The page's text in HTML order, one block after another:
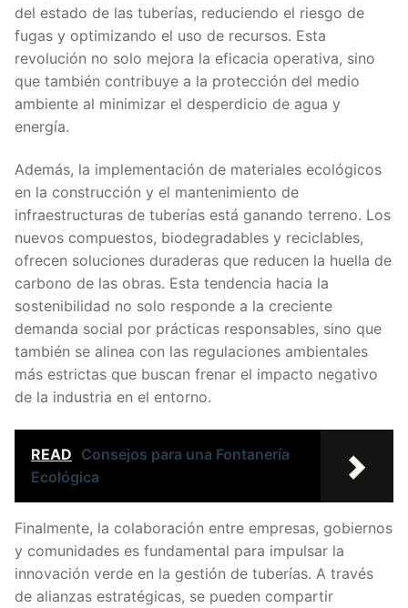
del estado de las tuberías, reduciendo el riesgo de
fugas y optimizando el uso de recursos. Esta
revolución no solo mejora la eficacia operativa, sino
que también contribuye a la protección del medio
ambiente al minimizar el desperdicio de agua y
energía.
Además, la implementación de materiales ecológicos
en la construcción y el mantenimiento de
infraestructuras de tuberías está ganando terreno. Los
nuevos compuestos, biodegradables y reciclables,
ofrecen soluciones duraderas que reducen la huella de
carbono de las obras. Esta tendencia hacia la
sostenibilidad no solo responde a la creciente
demanda social por prácticas responsables, sino que
también se alinea con las regulaciones ambientales
más estrictas que buscan frenar el impacto negativo
de la industria en el entorno.
READ Consejos para una Fontanería
Ecológica
Finalmente, la colaboración entre empresas, gobiernos
y comunidades es fundamental para impulsar la
innovación verde en la gestión de tuberías. A través
de alianzas estratégicas, se pueden compartir